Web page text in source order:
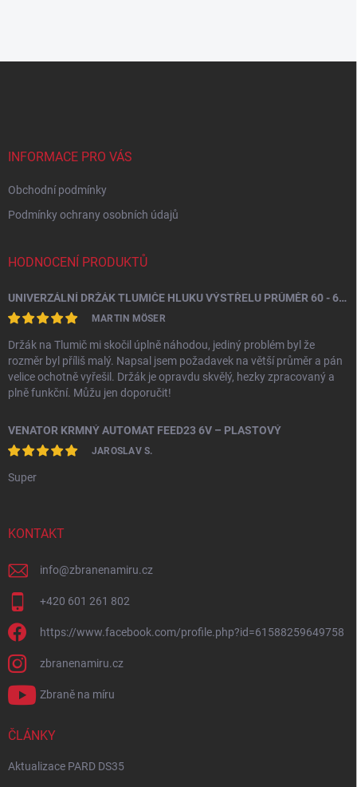
INFORMACE PRO VÁS
Obchodní podmínky
Podmínky ochrany osobních údajů
HODNOCENÍ PRODUKTŮ
UNIVERZÁLNÍ DRŽÁK TLUMIČE HLUKU VÝSTŘELU PRŮMĚR 60 - 64,5 MM
MARTIN MÖSER
Držák na Tlumič mi skočil úplně náhodou, jediný problém byl že
rozměr byl příliš malý. Napsal jsem požadavek na větší průměr a pán
velice ochotně vyřešil. Držák je opravdu skvělý, hezky zpracovaný a
plně funkční. Můžu jen doporučit!
VENATOR KRMNÝ AUTOMAT FEED23 6V – PLASTOVÝ
JAROSLAV S.
Super
KONTAKT
info@zbranenamiru.cz
+420 601 261 802
https://www.facebook.com/profile.php?id=61588259649758
zbranenamiru.cz
Zbraně na míru
ČLÁNKY
Aktualizace PARD DS35